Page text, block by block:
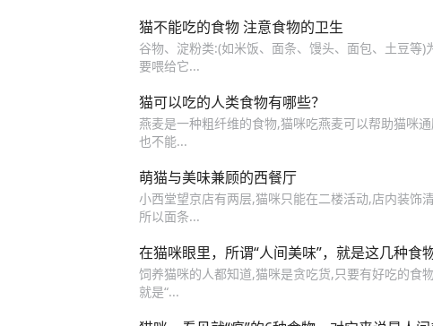
猫不能吃的食物 注意食物的卫生
谷物、淀粉类:(如米饭、面条、馒头、面包、土豆等
要喂给它...
猫可以吃的人类食物有哪些？
燕麦是一种粗纤维的食物,猫咪吃燕麦可以帮助猫咪
也不能...
萌猫与美味兼顾的西餐厅
小西堂望京店有两层,猫咪只能在二楼活动,店内装饰
所以面条...
在猫咪眼里，所谓“人间美味”，就是这几种食
饲养猫咪的人都知道,猫咪是贪吃货,只要有好吃的食
就是“...